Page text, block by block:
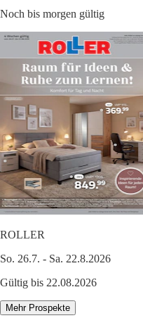
Noch bis morgen gültig
ROLLER
So. 26.7. - Sa. 22.8.2026
Gültig bis 22.08.2026
Mehr Prospekte